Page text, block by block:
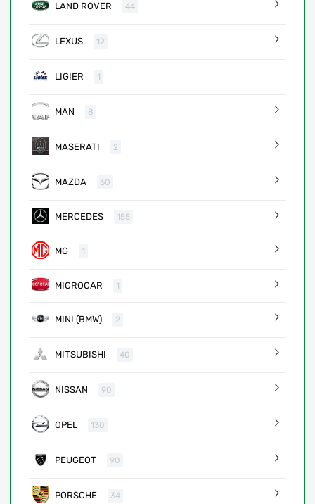
LAND ROVER 44
LEXUS 12
LIGIER 1
MAN 8
MASERATI 2
MAZDA 60
MERCEDES 155
MG 1
MICROCAR 1
MINI (BMW) 2
MITSUBISHI 40
NISSAN 90
OPEL 130
PEUGEOT 90
PORSCHE 34